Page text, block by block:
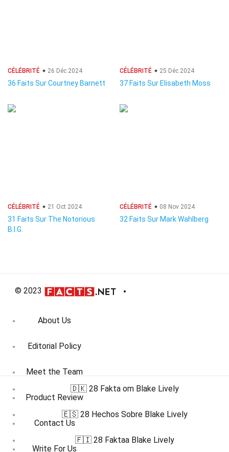
CÉLÉBRITÉ 26 Déc 2024
36 Faits Sur Courtney Barnett
CÉLÉBRITÉ 25 Déc 2024
37 Faits Sur Elisabeth Moss
CÉLÉBRITÉ 21 Oct 2024
31 Faits Sur The Notorious
B.I.G.
CÉLÉBRITÉ 08 Nov 2024
32 Faits Sur Mark Wahlberg
© 2023
About Us
Editorial Policy
Meet the Team
Product Review
Contact Us
Write For Us
🇩🇰 28 Fakta om Blake Lively
🇪🇸 28 Hechos Sobre Blake Lively
🇫🇮 28 Faktaa Blake Lively